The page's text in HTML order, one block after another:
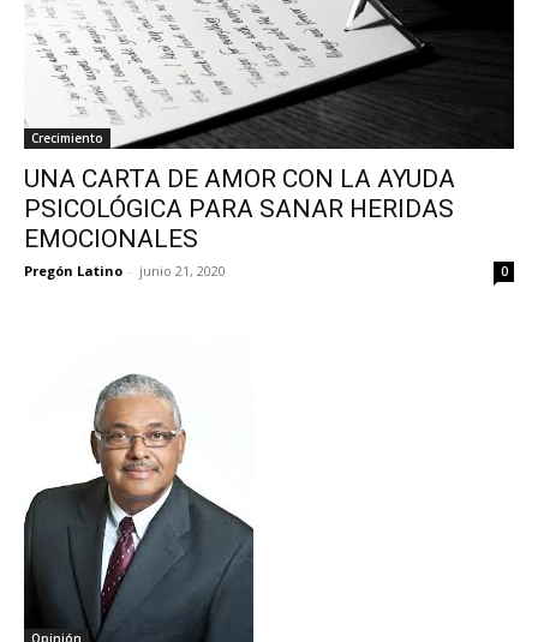
Crecimiento
UNA CARTA DE AMOR CON LA AYUDA
PSICOLÓGICA PARA SANAR HERIDAS
EMOCIONALES
Pregón Latino - junio 21, 2020 0
Opinión